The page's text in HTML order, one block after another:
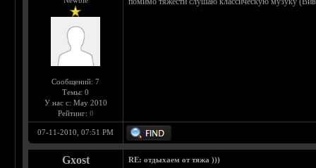
Сообщений: 7
Темы: 0
У нас с: May 2010
Рейтинг: 0
07-11-2010, 07:51 PM
Gxost RE: отдыхаем от тяжа )))